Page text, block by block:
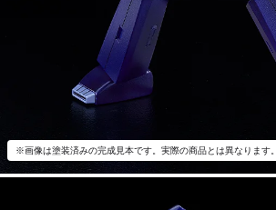
※画像は塗装済みの完成見本です。実際の商品とは異なります。